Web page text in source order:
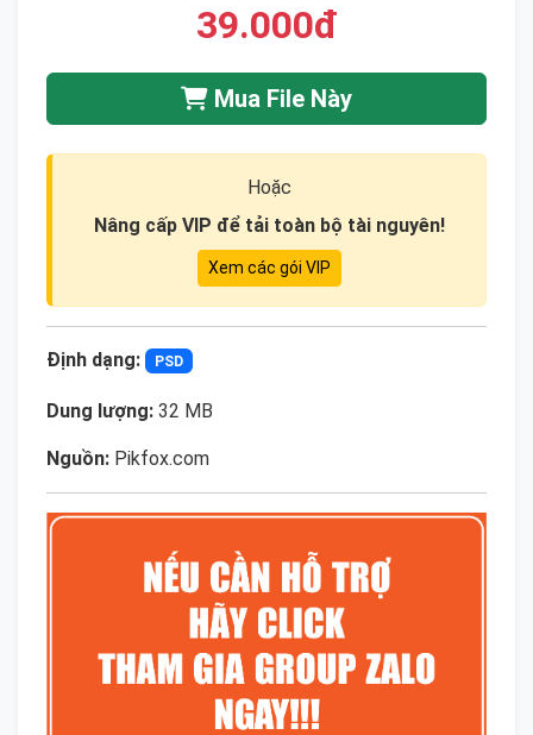
39.000đ
Mua File Này
Hoặc
Nâng cấp VIP để tải toàn bộ tài nguyên!
Xem các gói VIP
Định dạng: PSD
Dung lượng: 32 MB
Nguồn: Pikfox.com